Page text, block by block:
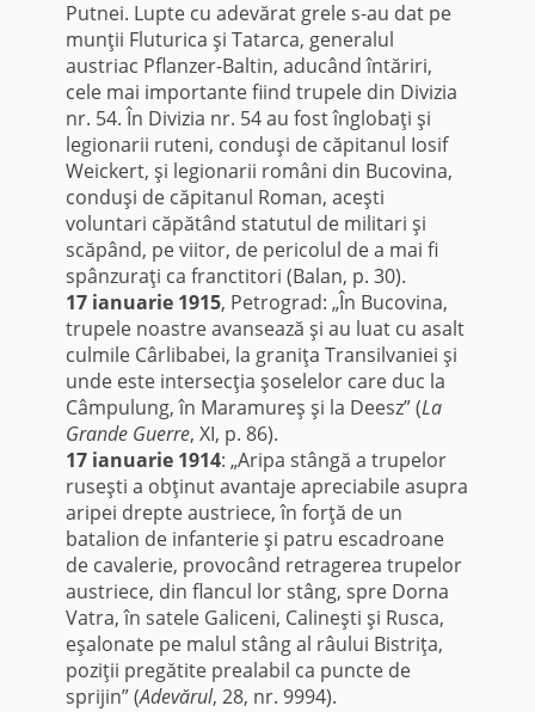
Putnei. Lupte cu adevărat grele s-au dat pe
munţii Fluturica şi Tatarca, generalul
austriac Pflanzer-Baltin, aducând întăriri,
cele mai importante fiind trupele din Divizia
nr. 54. În Divizia nr. 54 au fost înglobaţi şi
legionarii ruteni, conduşi de căpitanul Iosif
Weickert, şi legionarii români din Bucovina,
conduşi de căpitanul Roman, aceşti
voluntari căpătând statutul de militari şi
scăpând, pe viitor, de pericolul de a mai fi
spânzuraţi ca franctitori (Balan, p. 30).
17 ianuarie 1915, Petrograd: „În Bucovina,
trupele noastre avansează şi au luat cu asalt
culmile Cârlibabei, la graniţa Transilvaniei şi
unde este intersecţia şoselelor care duc la
Câmpulung, în Maramureş şi la Deesz” (La
Grande Guerre, XI, p. 86).
17 ianuarie 1914: „Aripa stângă a trupelor
ruseşti a obţinut avantaje apreciabile asupra
aripei drepte austriece, în forţă de un
batalion de infanterie şi patru escadroane
de cavalerie, provocând retragerea trupelor
austriece, din flancul lor stâng, spre Dorna
Vatra, în satele Galiceni, Calineşti şi Rusca,
eşalonate pe malul stâng al râului Bistriţa,
poziţii pregătite prealabil ca puncte de
sprijin” (Adevărul, 28, nr. 9994).